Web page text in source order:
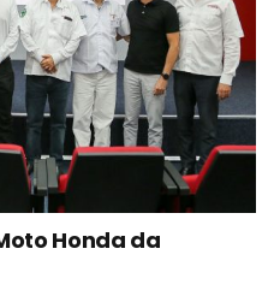
Honda da